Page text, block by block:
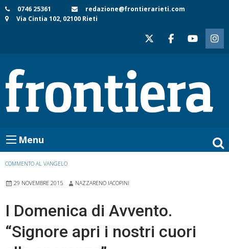
Skip
to
0746 25361
redazione@frontierarieti.com
Via Cintia 102, 02100 Rieti
Menu
COMMENTO AL VANGELO
29 NOVEMBRE 2015 NAZZARENO IACOPINI
I Domenica di Avvento.
“Signore apri i nostri cuori